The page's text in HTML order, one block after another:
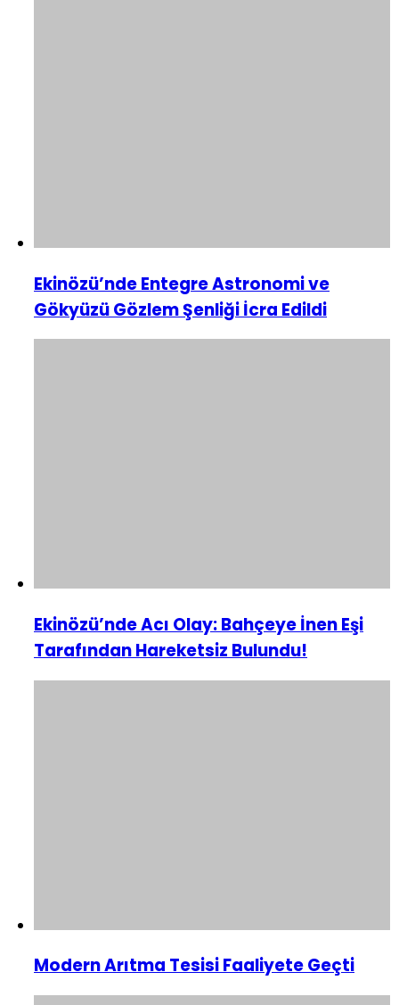
Ekinözü’nde Entegre Astronomi ve
Gökyüzü Gözlem Şenliği İcra Edildi
Ekinözü’nde Acı Olay: Bahçeye İnen Eşi
Tarafından Hareketsiz Bulundu!
Modern Arıtma Tesisi Faaliyete Geçti